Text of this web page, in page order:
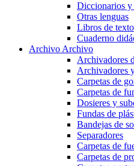
Diccionarios y
Otras lenguas
Libros de texto
Cuaderno
Archivo Archivo
Archivadores
Archivadores
Carpetas de
Carpetas de
Dosieres y
Fundas de
Bandejas de
Separadores
Carpetas de
Carpetas de